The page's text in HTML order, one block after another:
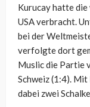
Kurucay hatte die
USA verbracht.
bei der
verfolgte dort
Muslic die Partie
Schweiz (1:4).
dabei zwei